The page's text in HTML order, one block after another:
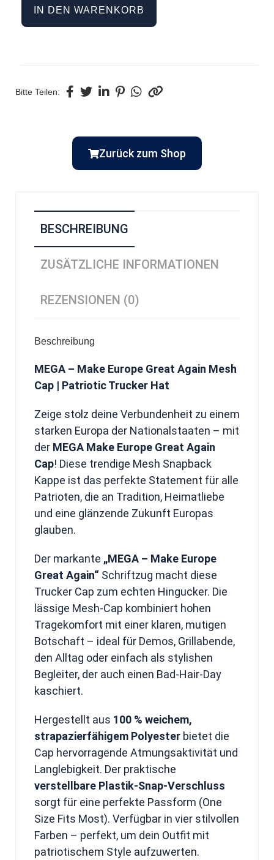
IN DEN WARENKORB
Bitte Teilen:
Zurück zum Shop
BESCHREIBUNG
ZUSÄTZLICHE INFORMATIONEN
REZENSIONEN (0)
Beschreibung
MEGA – Make Europe Great Again Mesh
Cap | Patriotic Trucker Hat
Zeige stolz deine Verbundenheit zu einem
starken Europa der Nationalstaaten – mit
der MEGA Make Europe Great Again
Cap! Diese trendige Mesh Snapback
Kappe ist das perfekte Statement für alle
Patrioten, die an Tradition, Heimatliebe
und eine glänzende Zukunft Europas
glauben.
Der markante „MEGA – Make Europe
Great Again“ Schriftzug macht diese
Trucker Cap zum echten Hingucker. Die
lässige Mesh-Cap kombiniert hohen
Tragekomfort mit einer klaren, mutigen
Botschaft – ideal für Demos, Grillabende,
den Alltag oder einfach als stylishen
Begleiter, der auch einen Bad-Hair-Day
kaschiert.
Hergestellt aus 100 % weichem,
strapazierfähigem Polyester bietet die
Cap hervorragende Atmungsaktivität und
Langlebigkeit. Der praktische
verstellbare Plastik-Snap-Verschluss
sorgt für eine perfekte Passform (One
Size Fits Most). Verfügbar in vier stilvollen
Farben – perfekt, um dein Outfit mit
patriotischem Style aufzuwerten.